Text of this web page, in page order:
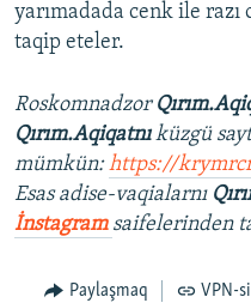
yarımadada cenk ile
taqip eteler.
Roskomnadzor
Qırım.Aqiqatnıküzgü
mümkün:https://
Esas adise-vaqialarnı
İnstagram saifelerinden
Paylaşmaq VPN-